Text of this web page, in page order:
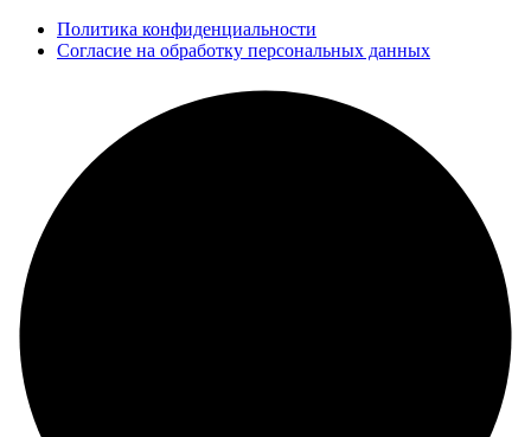
Политика конфиденциальности
Согласие на обработку персональных данных